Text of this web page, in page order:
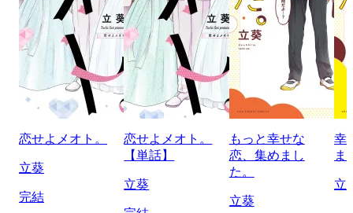
恋せよメオト。
立葵
完結
恋せよメオト。
【単話】
立葵
もっと幸せな
恋、集めまし
た。
立葵
幸
ま
立